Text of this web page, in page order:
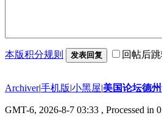
本版积分规则 发表回复 回帖后
Archiver|手机版|小黑屋|美国论坛德
GMT-6, 2026-8-7 03:33 , Processed in